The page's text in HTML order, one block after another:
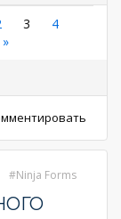
Текущая
3 Страница
4
Ninja Forms